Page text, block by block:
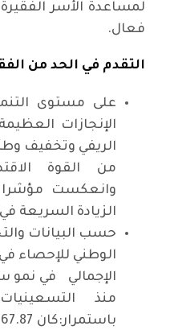
لمساعدة الأسر
فعال.
التقدم في الحد من
على مستوى
الإنجازات
الريفي وتخفيف
من القوة
وانعكست
الزيادة السريعة في
حسب البيانات
الوطني للإحصاء
منذ